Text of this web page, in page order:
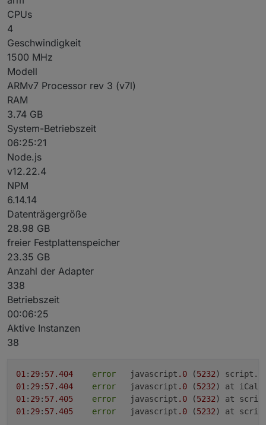
CPUs
4
Geschwindigkeit
1500 MHz
Modell
ARMv7 Processor rev 3 (v7l)
RAM
3.74 GB
System-Betriebszeit
06:25:21
Node.js
v12.22.4
NPM
6.14.14
Datenträgergröße
28.98 GB
freier Festplattenspeicher
23.35 GB
Anzahl der Adapter
338
Betriebszeit
00:06:25
Aktive Instanzen
38
01 : 29: 57.404 error
	javascript
.0 (5232)
01 : 29: 57.404 error
	javascript
.0 (5232) at
01 : 29: 57.405 error
	javascript
.0 (5232) at
01 : 29: 57.405 error
	javascript
.0 (5232) at